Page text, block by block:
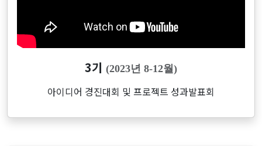
3기 (2023년 8-12월)
아이디어 경진대회 및 프로젝트 성과발표회